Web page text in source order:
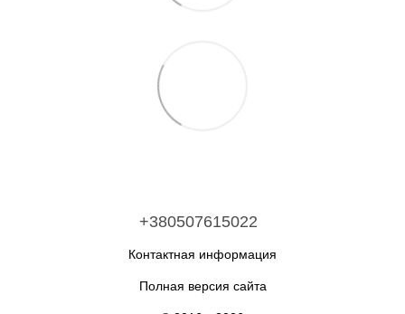
+380507615022
Контактная информация
Полная версия сайта